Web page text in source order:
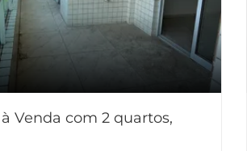
Venda com 2 quartos,